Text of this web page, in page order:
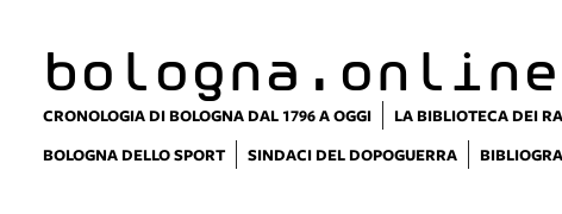
bologna.online
CRONOLOGIA DI BOLOGNA DAL 1796 A OGGI LA BIBLIOTECA DEI
BOLOGNA DELLO SPORT
SINDACI DEL DOPOGUERRA